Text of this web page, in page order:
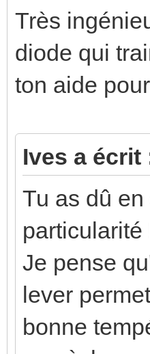
Très
diode qui
ton aide
Ives a écrit
Tu as dû
particularité
Je pense
lever
bonne